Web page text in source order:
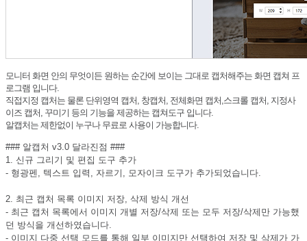
모니터 화면 안의 무엇이든 원하는 순간에 보이는 그대로 캡처해주는 화면 캡쳐 프
로그램 입니다.
직접지정 캡처는 물론 단위영역 캡처, 창캡처, 전체화면 캡처,스크롤 캡처, 지정사
이즈 캡처, 꾸미기 등의 기능을 제공하는 캡쳐도구 입니다.
알캡처는 제한없이 누구나 무료로 사용이 가능합니다.
### 알캡처 v3.0 달라진점 ###
1. 신규 그리기 및 편집 도구 추가
- 형광펜, 텍스트 입력, 자르기, 모자이크 도구가 추가되었습니다.
2. 최근 캡처 목록 이미지 저장, 삭제 방식 개선
- 최근 캡처 목록에서 이미지 개별 저장/삭제 또는 모두 저장/삭제만 가능했
던 방식을 개선하였습니다.
- 이미지 다중 선택 모드를 통해 일부 이미지만 선택하여 저장 및 삭제가 가